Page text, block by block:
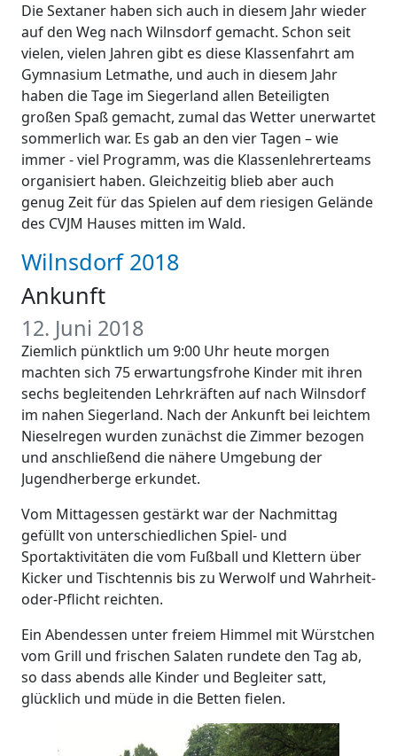
Die Sextaner haben sich auch in diesem Jahr wieder
auf den Weg nach Wilnsdorf gemacht. Schon seit
vielen, vielen Jahren gibt es diese Klassenfahrt am
Gymnasium Letmathe, und auch in diesem Jahr
haben die Tage im Siegerland allen Beteiligten
großen Spaß gemacht, zumal das Wetter unerwartet
sommerlich war. Es gab an den vier Tagen – wie
immer - viel Programm, was die Klassenlehrerteams
organisiert haben. Gleichzeitig blieb aber auch
genug Zeit für das Spielen auf dem riesigen Gelände
des CVJM Hauses mitten im Wald.
Wilnsdorf 2018
Ankunft
12. Juni 2018
Ziemlich pünktlich um 9:00 Uhr heute morgen
machten sich 75 erwartungsfrohe Kinder mit ihren
sechs begleitenden Lehrkräften auf nach Wilnsdorf
im nahen Siegerland. Nach der Ankunft bei leichtem
Nieselregen wurden zunächst die Zimmer bezogen
und anschließend die nähere Umgebung der
Jugendherberge erkundet.
Vom Mittagessen gestärkt war der Nachmittag
gefüllt von unterschiedlichen Spiel- und
Sportaktivitäten die vom Fußball und Klettern über
Kicker und Tischtennis bis zu Werwolf und Wahrheit-
oder-Pflicht reichten.
Ein Abendessen unter freiem Himmel mit Würstchen
vom Grill und frischen Salaten rundete den Tag ab,
so dass abends alle Kinder und Begleiter satt,
glücklich und müde in die Betten fielen.